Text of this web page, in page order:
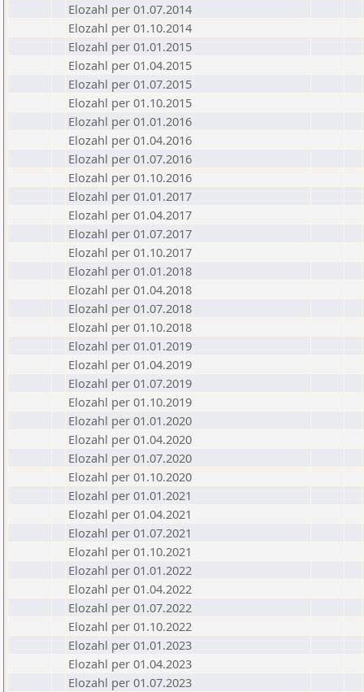
Elozahl per 01.07.2014
Elozahl per 01.10.2014
Elozahl per 01.01.2015
Elozahl per 01.04.2015
Elozahl per 01.07.2015
Elozahl per 01.10.2015
Elozahl per 01.01.2016
Elozahl per 01.04.2016
Elozahl per 01.07.2016
Elozahl per 01.10.2016
Elozahl per 01.01.2017
Elozahl per 01.04.2017
Elozahl per 01.07.2017
Elozahl per 01.10.2017
Elozahl per 01.01.2018
Elozahl per 01.04.2018
Elozahl per 01.07.2018
Elozahl per 01.10.2018
Elozahl per 01.01.2019
Elozahl per 01.04.2019
Elozahl per 01.07.2019
Elozahl per 01.10.2019
Elozahl per 01.01.2020
Elozahl per 01.04.2020
Elozahl per 01.07.2020
Elozahl per 01.10.2020
Elozahl per 01.01.2021
Elozahl per 01.04.2021
Elozahl per 01.07.2021
Elozahl per 01.10.2021
Elozahl per 01.01.2022
Elozahl per 01.04.2022
Elozahl per 01.07.2022
Elozahl per 01.10.2022
Elozahl per 01.01.2023
Elozahl per 01.04.2023
Elozahl per 01.07.2023